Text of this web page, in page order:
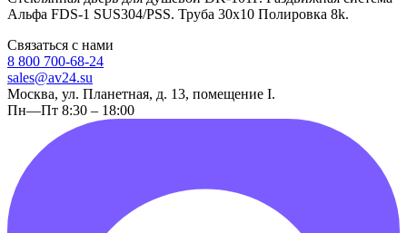
Альфа FDS-1 SUS304/PSS. Труба 30х10 Полировка 8k.
Связаться с нами
8 800 700-68-24
sales@av24.su
Москва, ул. Планетная, д. 13, помещение I.
Пн—Пт 8:30 – 18:00